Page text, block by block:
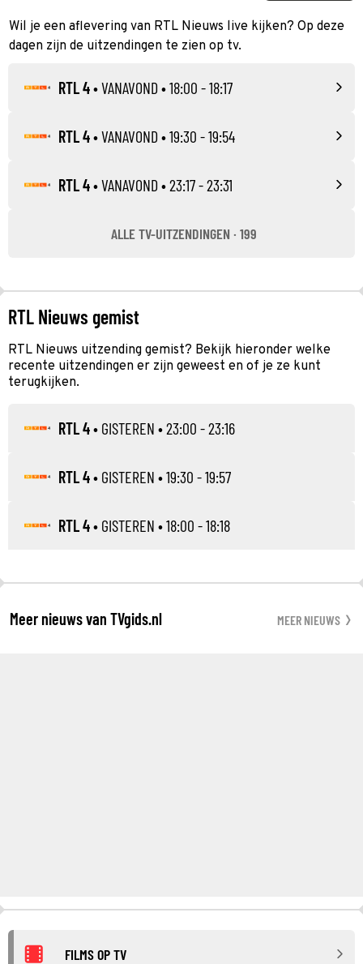
Wil je een aflevering van RTL Nieuws live kijken? Op deze
dagen zijn de uitzendingen te zien op tv.
RTL 4•VANAVOND • 18:00 - 18:17
RTL 4•VANAVOND • 19:30 - 19:54
RTL 4•VANAVOND • 23:17 - 23:31
ALLE TV-UITZENDINGEN · 199
RTL Nieuws gemist
RTL Nieuws uitzending gemist? Bekijk hieronder welke
recente uitzendingen er zijn geweest en of je ze kunt
terugkijken.
RTL 4• GISTEREN • 23:00 - 23:16
RTL 4• GISTEREN • 19:30 - 19:57
RTL 4• GISTEREN • 18:00 - 18:18
Meer nieuws van TVgids.nl MEER NIEUWS
FILMS OP TV